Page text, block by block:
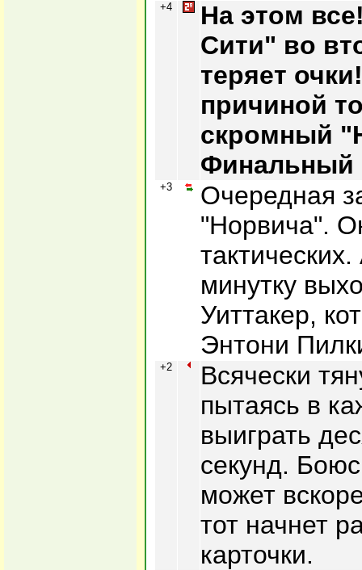
+4
На этом
Сити" во
теряет
причиной
скромный
Финальный
+3
Очередная
"Норвича".
минутку
Уиттакер,
Энтони
+2
Всячески
пытаясь в
выиграть
секунд.
может
тот начнет
карточки.